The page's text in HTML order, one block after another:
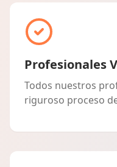
Profesionales
Todos nuestros
riguroso proceso